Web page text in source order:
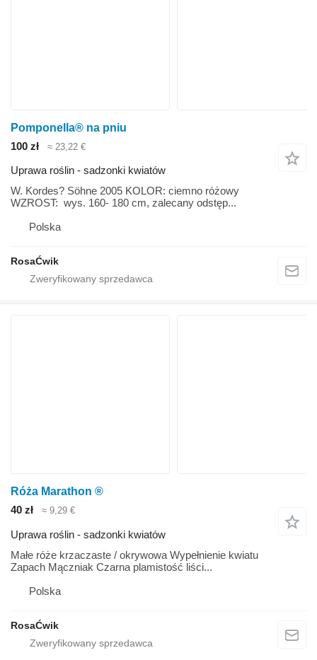
Pomponella® na pniu
100 zł
≈ 23,22 €
Uprawa roślin - sadzonki kwiatów
W. Kordes? Söhne 2005 KOLOR: ciemno różowy
WZROST: wys. 160- 180 cm, zalecany odstęp...
Polska
RosaĆwik
Róża Marathon ®
40 zł
≈ 9,29 €
Uprawa roślin - sadzonki kwiatów
Małe róże krzaczaste / okrywowa Wypełnienie kwiatu
Zapach Mączniak Czarna plamistość liści...
Polska
RosaĆwik